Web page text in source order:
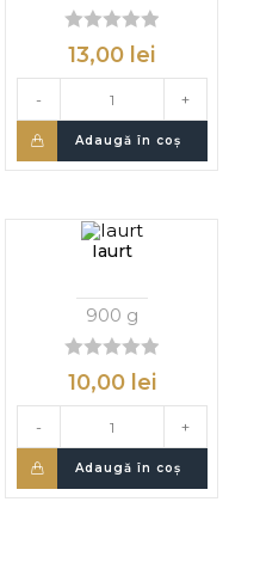
0
d
i
13,00 lei
- +
Adaugă în coș
Iaurt
900 g
0
d
i
10,00 lei
- +
Adaugă în coș